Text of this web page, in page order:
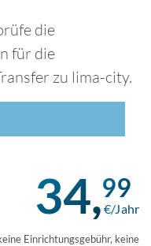
die
für die
zu lima-city.
34,99
€/Jahr
Einrichtungsgebühr, keine